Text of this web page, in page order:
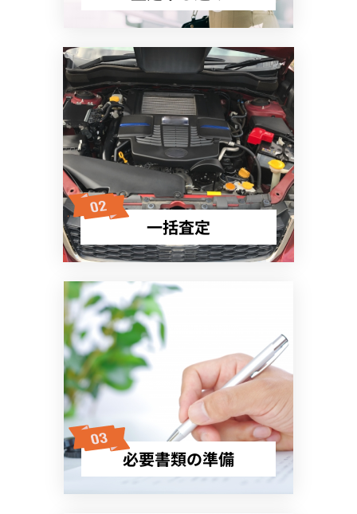
一括査定
必要書類の準備